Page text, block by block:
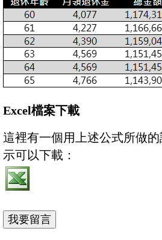
Excel檔案下載
這裡有一個用上述公式所做
示可以下載：